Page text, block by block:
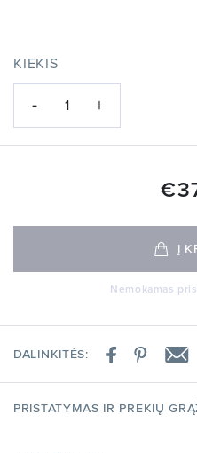
KIEKIS
- 1 +
€
Į
Nemokamas
DALINKITĖS:
PRISTATYMAS IR PREKIŲ